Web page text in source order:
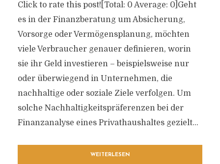
Click to rate this post![Total: 0 Average: 0]Geht
es in der Finanzberatung um Absicherung,
Vorsorge oder Vermögensplanung, möchten
viele Verbraucher genauer definieren, worin
sie ihr Geld investieren – beispielsweise nur
oder überwiegend in Unternehmen, die
nachhaltige oder soziale Ziele verfolgen. Um
solche Nachhaltigkeitspräferenzen bei der
Finanzanalyse eines Privathaushaltes gezielt...
WEITERLESEN